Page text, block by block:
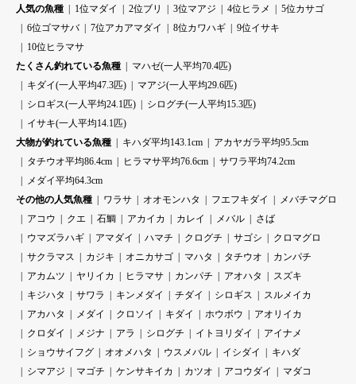
人気の魚種 1位マダイ 2位ブリ 3位マアジ 4位ヒラメ
5位カサゴ
6位ゴマサバ
7位アカアマダイ 8位カワハギ
9位イサキ
10位ヒラマサ
たくさん釣れている魚種
マハゼ(一人平均70.4匹)
キダイ(一人平均47.3匹)
マアジ(一人平均29.6匹)
シロギス(一人平均24.1匹)
シログチ(一人平均15.3匹)
イサキ(一人平均14.1匹)
大物が釣れている魚種
キハダ平均143.1cm
アカヤガラ平均95.5cm
タチウオ平均86.4cm
ヒラマサ平均76.6cm
サワラ平均74.2cm
メダイ平均64.3cm
その他の人気魚種
ワラサ オオモンハタ フエフキダイ
メバチマグロ
アコウ
クエ 石鯛 アカイカ カレイ メバル
さば
ウマズラハギ
アマダイ ハマチ クログチ サゴシ
クロマグロ
サクラマス
カジキ オニカサゴ マハタ タチウオ
カンパチ
アカムツ
ヤリイカ ヒラマサ カンパチ アオハタ
スズキ
キジハタ
サワラ キンメダイ チダイ シロギス
スルメイカ
アカハタ
メダイ クロソイ キダイ ホウボウ
アオリイカ
クロダイ
メジナ アラ シログチ イトヨリダイ
アイナメ
ショウサイフグ
オオメハタ ウスメバル イシダイ
キハダ
シマアジ
マゴチ ケンサキイカ カツオ アコウダイ マダコ